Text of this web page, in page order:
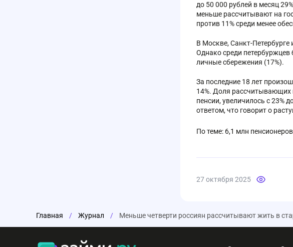
до 50 000 рублей в месяц
меньше рассчитывают на
против 11% среди менее
В Москве, Санкт-
Однако среди петербуржцев
личные сбережения (17%).
За последние 18 лет
14%. Доля рассчитывающих
пенсии, увеличилось с 23%
ответом, что говорит о
По теме: 6,1 млн
27 октября 2025
Главная / Журнал / Меньше четверти россиян рассчитывают жить в